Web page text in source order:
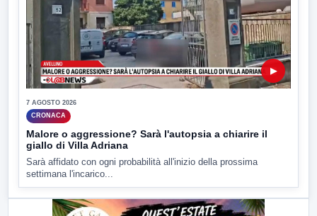
▶
7 AGOSTO 2026
CRONACA
Malore o aggressione? Sarà l'autopsia a chiarire il
giallo di Villa Adriana
Sarà affidato con ogni probabilità all'inizio della prossima
settimana l'incarico...